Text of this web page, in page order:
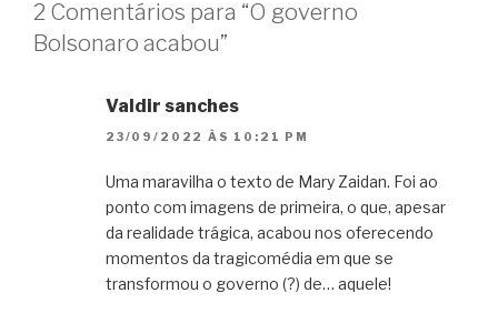
2 Comentários para “O governo
Bolsonaro acabou”
Valdir sanches
23/09/2022 ÀS 10:21 PM
Uma maravilha o texto de Mary Zaidan. Foi ao
ponto com imagens de primeira, o que, apesar
da realidade trágica, acabou nos oferecendo
momentos da tragicomédia em que se
transformou o governo (?) de… aquele!